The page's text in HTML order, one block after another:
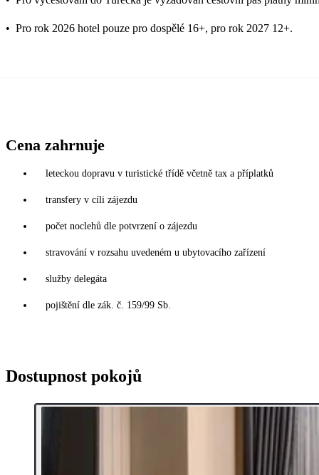
• Pro rok 2026 hotel pouze pro dospělé 16+, pro rok 2027 12+.
Cena zahrnuje
leteckou dopravu v turistické třídě včetně tax a příplatků
transfery v cíli zájezdu
počet noclehů dle potvrzení o zájezdu
stravování v rozsahu uvedeném u ubytovacího zařízení
služby delegáta
pojištění dle zák. č. 159/99 Sb.
Dostupnost pokojů